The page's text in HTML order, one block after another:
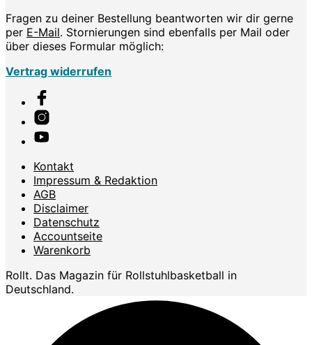
Fragen zu deiner Bestellung beantworten wir dir gerne
per E-Mail. Stornierungen sind ebenfalls per Mail oder
über dieses Formular möglich:
Vertrag widerrufen
Kontakt
Impressum & Redaktion
AGB
Disclaimer
Datenschutz
Accountseite
Warenkorb
Rollt. Das Magazin für Rollstuhlbasketball in
Deutschland.